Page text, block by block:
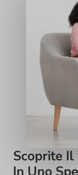
Scoprite
In Uno